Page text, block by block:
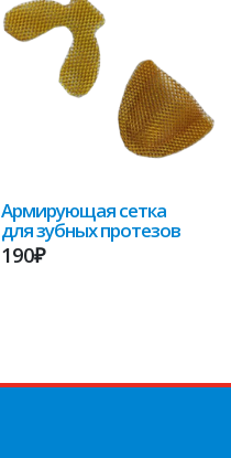
Армирующая сетка
для зубных протезов
190₽